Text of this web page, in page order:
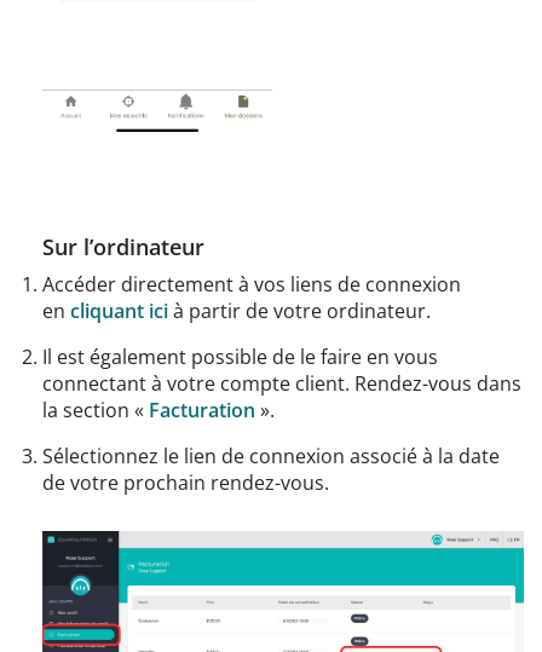
Sur l’ordinateur
Accéder directement à vos liens de connexion
en cliquant icià partir de votre ordinateur.
Il est également possible de le faire en vous
connectant à votre compte client. Rendez-vous dans
la section « Facturation ».
Sélectionnez le lien de connexion associé à la date
de votre prochain rendez-vous.